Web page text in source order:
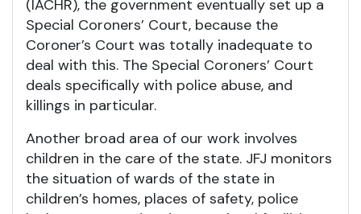
(IACHR), the government eventually set up a
Special Coroners’ Court, because the
Coroner’s Court was totally inadequate to
deal with this. The Special Coroners’ Court
deals specifically with police abuse, and
killings in particular.
Another broad area of our work involves
children in the care of the state. JFJ monitors
the situation of wards of the state in
children’s homes, places of safety, police